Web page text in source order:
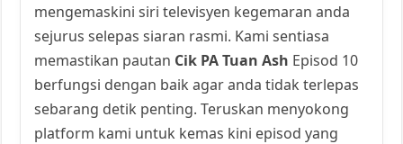
mengemaskini siri televisyen kegemaran anda
sejurus selepas siaran rasmi. Kami sentiasa
memastikan pautan Cik PA Tuan Ash Episod 10
berfungsi dengan baik agar anda tidak terlepas
sebarang detik penting. Teruskan menyokong
platform kami untuk kemas kini episod yang